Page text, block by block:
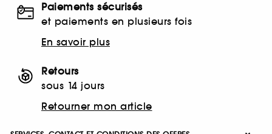
Paiements sécurisés
et paiements en plusieurs fois
En savoir plus
Retours
sous 14 jours
Retourner mon article